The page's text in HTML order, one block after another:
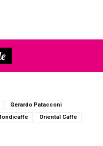
Gerardo Patacconi
Oriental Caffè